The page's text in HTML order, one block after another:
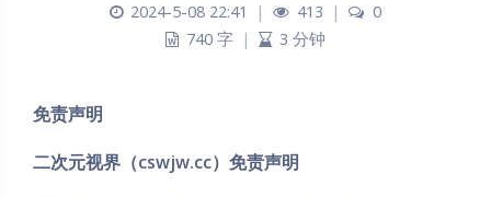
2024-5-08 22:41 | 413 |
0
740 字 | 3 分钟
免责声明
二次元视界（cswjw.cc）免责声明